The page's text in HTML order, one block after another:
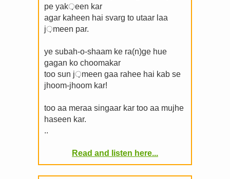
pe yak़een kar
agar kaheen hai svarg to utaar laa
j़meen par.
ye subah-o-shaam ke ra(n)ge hue
gagan ko choomakar
too sun j़meen gaa rahee hai kab se
jhoom-jhoom kar!
too aa meraa singaar kar too aa mujhe
haseen kar.
..
Read and listen here...